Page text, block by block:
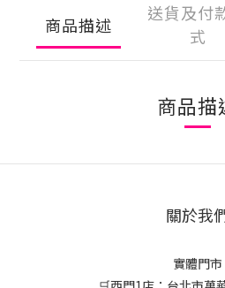
商品描述
送貨及付
式
商品描
關於我
實體門市